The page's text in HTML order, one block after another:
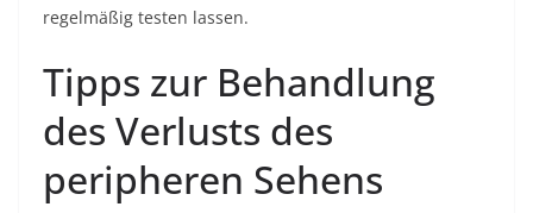
regelmäßig testen lassen.
Tipps zur Behandlung
des Verlusts des
peripheren Sehens